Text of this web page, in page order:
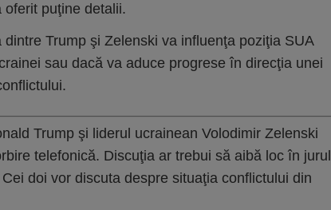
oferit puţine detalii.
Trump şi Zelenski va influenţa poziţia SUA
sau dacă va aduce progrese în direcţia unei
Trump şi liderul ucrainean Volodimir Zelenski
telefonică. Discuţia ar trebui să aibă loc în jurul
doi vor discuta despre situaţia conflictului din